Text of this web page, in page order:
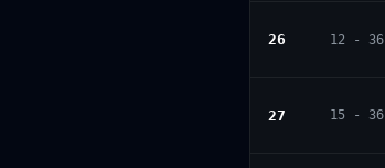
26 12 - 36
27 15 - 36